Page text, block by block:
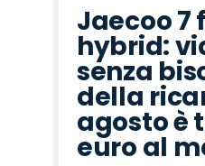
Jaecoo 7
hybrid:
senza
della
agosto è
euro al